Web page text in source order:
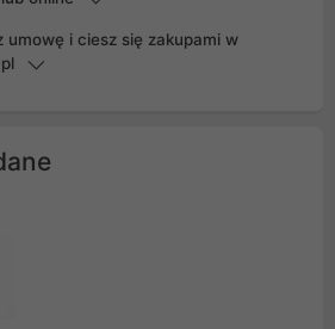
umowę i ciesz się zakupami w